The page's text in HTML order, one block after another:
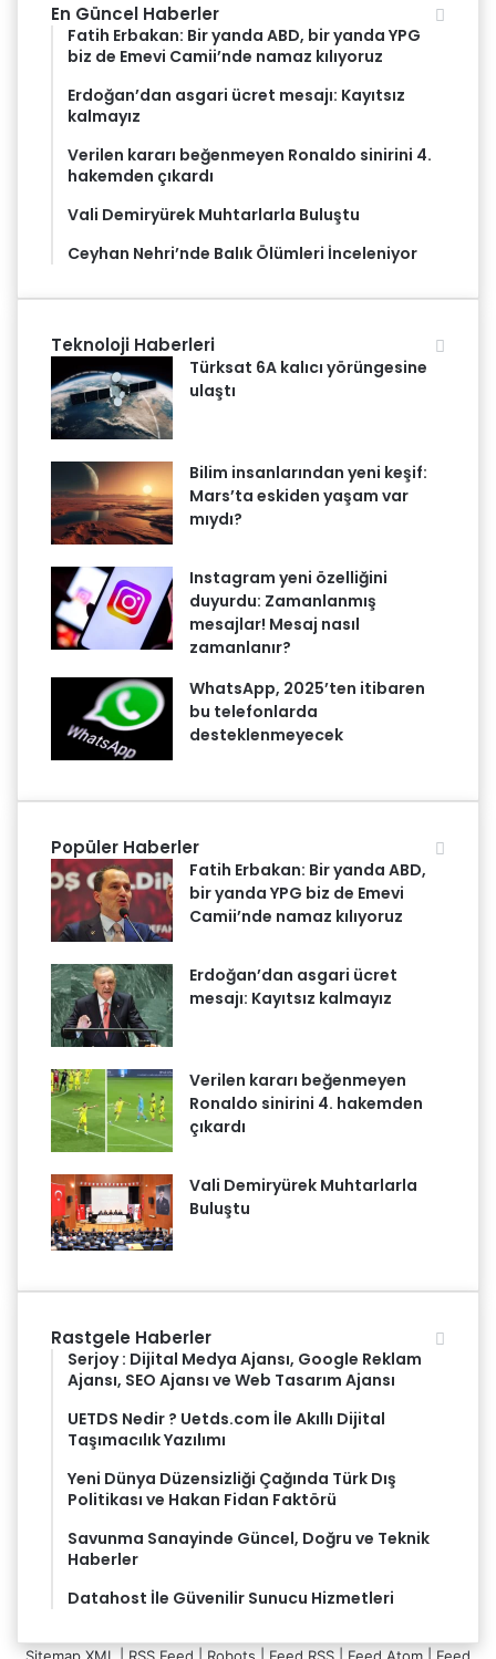
En Güncel Haberler
Fatih Erbakan: Bir yanda ABD, bir yanda YPG
biz de Emevi Camii’nde namaz kılıyoruz
Erdoğan’dan asgari ücret mesajı: Kayıtsız
kalmayız
Verilen kararı beğenmeyen Ronaldo sinirini 4.
hakemden çıkardı
Vali Demiryürek Muhtarlarla Buluştu
Ceyhan Nehri’nde Balık Ölümleri İnceleniyor
Teknoloji Haberleri
Türksat 6A kalıcı yörüngesine
ulaştı
Bilim insanlarından yeni keşif:
Mars’ta eskiden yaşam var
mıydı?
Instagram yeni özelliğini
duyurdu: Zamanlanmış
mesajlar! Mesaj nasıl
zamanlanır?
WhatsApp, 2025’ten itibaren
bu telefonlarda
desteklenmeyecek
Popüler Haberler
Fatih Erbakan: Bir yanda ABD,
bir yanda YPG biz de Emevi
Camii’nde namaz kılıyoruz
Erdoğan’dan asgari ücret
mesajı: Kayıtsız kalmayız
Verilen kararı beğenmeyen
Ronaldo sinirini 4. hakemden
çıkardı
Vali Demiryürek Muhtarlarla
Buluştu
Rastgele Haberler
Serjoy : Dijital Medya Ajansı, Google Reklam
Ajansı, SEO Ajansı ve Web Tasarım Ajansı
UETDS Nedir ? Uetds.com İle Akıllı Dijital
Taşımacılık Yazılımı
Yeni Dünya Düzensizliği Çağında Türk Dış
Politikası ve Hakan Fidan Faktörü
Savunma Sanayinde Güncel, Doğru ve Teknik
Haberler
Datahost İle Güvenilir Sunucu Hizmetleri
Sitemap XML RSS Feed Robots Feed RSS Feed Atom Feed